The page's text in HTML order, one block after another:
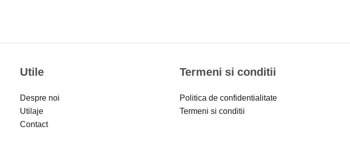
Utile
Despre noi
Utilaje
Contact
Termeni si conditii
Politica de confidentialitate
Termeni si conditii